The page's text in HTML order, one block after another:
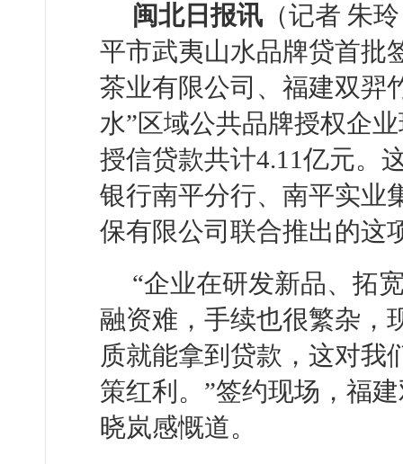
闽北日报讯 （记者 朱
平市武夷山水品牌贷首批
茶业有限公司、福建双羿
水”区域公共品牌授权企
授信贷款共计4.11亿元。
银行南平分行、南平实业
保有限公司联合推出的这
“企业在研发新品、拓
融资难，手续也很繁杂，
质就能拿到贷款，这对我
策红利。”签约现场，福
晓岚感慨道。